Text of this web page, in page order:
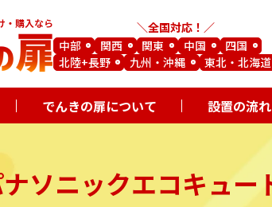
全国対応！
中部
関西 関東 中国
四国
北陸+長野
九州・沖縄 東北・北海道
でんきの扉について 設置の流れ
ソニックエコキュー